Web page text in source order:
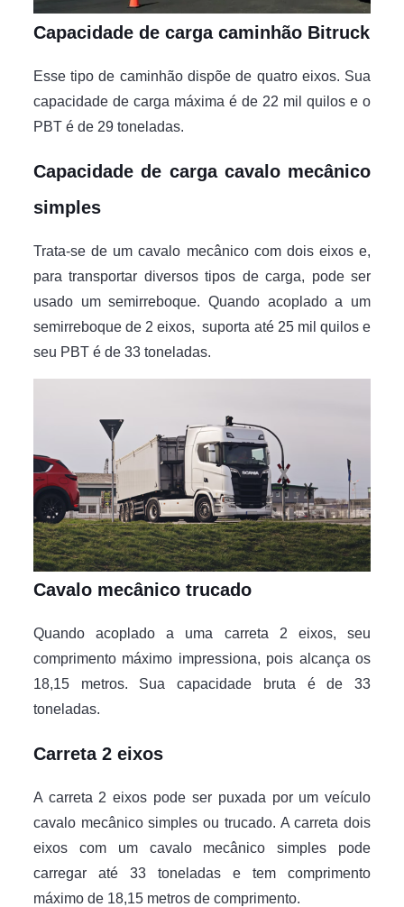
Capacidade de carga caminhão Bitruck
Esse tipo de caminhão dispõe de quatro eixos. Sua
capacidade de carga máxima é de 22 mil quilos e o
PBT é de 29 toneladas.
Capacidade de carga cavalo mecânico
simples
Trata-se de um cavalo mecânico com dois eixos e,
para transportar diversos tipos de carga, pode ser
usado um semirreboque. Quando acoplado a um
semirreboque de 2 eixos, suporta até 25 mil quilos e
seu PBT é de 33 toneladas.
Cavalo mecânico trucado
Quando acoplado a uma carreta 2 eixos, seu
comprimento máximo impressiona, pois alcança os
18,15 metros. Sua capacidade bruta é de 33
toneladas.
Carreta 2 eixos
A carreta 2 eixos pode ser puxada por um veículo
cavalo mecânico simples ou trucado. A carreta dois
eixos com um cavalo mecânico simples pode
carregar até 33 toneladas e tem comprimento
máximo de 18,15 metros de comprimento.